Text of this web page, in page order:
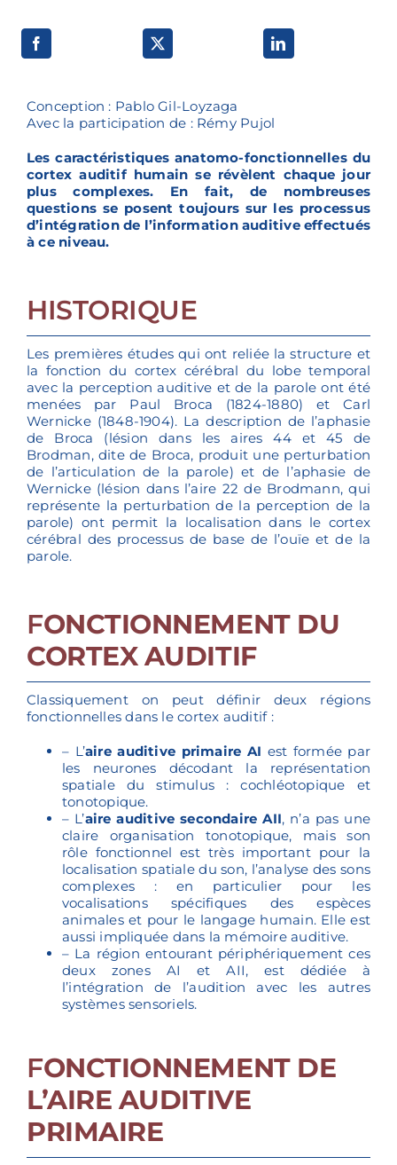
Conception : Pablo Gil-Loyzaga
Avec la participation de : Rémy Pujol
Les caractéristiques anatomo-fonctionnelles du
cortex auditif humain se révèlent chaque jour
plus complexes. En fait, de nombreuses
questions se posent toujours sur les processus
d’intégration de l’information auditive effectués
à ce niveau.
HISTORIQUE
Les premières études qui ont reliée la structure et
la fonction du cortex cérébral du lobe temporal
avec la perception auditive et de la parole ont été
menées par Paul Broca (1824-1880) et Carl
Wernicke (1848-1904). La description de l’aphasie
de Broca (lésion dans les aires 44 et 45 de
Brodman, dite de Broca, produit une perturbation
de l’articulation de la parole) et de l’aphasie de
Wernicke (lésion dans l’aire 22 de Brodmann, qui
représente la perturbation de la perception de la
parole) ont permit la localisation dans le cortex
cérébral des processus de base de l’ouïe et de la
parole.
FONCTIONNEMENT DU
CORTEX AUDITIF
Classiquement on peut définir deux régions
fonctionnelles dans le cortex auditif :
– L’aire auditive primaire AI est formée par
les neurones décodant la représentation
spatiale du stimulus : cochléotopique et
tonotopique.
– L’aire auditive secondaire AII, n’a pas une
claire organisation tonotopique, mais son
rôle fonctionnel est très important pour la
localisation spatiale du son, l’analyse des sons
complexes : en particulier pour les
vocalisations spécifiques des espèces
animales et pour le langage humain. Elle est
aussi impliquée dans la mémoire auditive.
– La région entourant périphériquement ces
deux zones AI et AII, est dédiée à
l’intégration de l’audition avec les autres
systèmes sensoriels.
FONCTIONNEMENT DE
L’AIRE AUDITIVE
PRIMAIRE